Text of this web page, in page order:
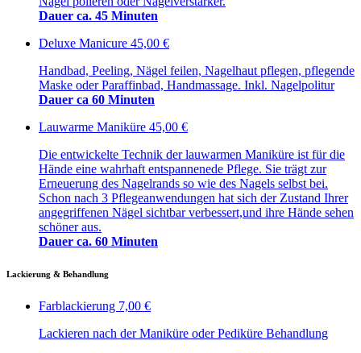
Dauer ca. 45 Minuten
Deluxe Manicure 45,00 €
Handbad, Peeling, Nägel feilen, Nagelhaut pflegen, pflegende
Maske oder Paraffinbad, Handmassage. Inkl. Nagelpolitur
Dauer ca 60 Minuten
Lauwarme Maniküre 45,00 €
Die entwickelte Technik der lauwarmen Maniküre ist für die
Hände eine wahrhaft entspannenede Pflege. Sie trägt zur
Erneuerung des Nagelrands so wie des Nagels selbst bei.
Schon nach 3 Pflegeanwendungen hat sich der Zustand Ihrer
angegriffenen Nägel sichtbar verbessert,und ihre Hände sehen
schöner aus.
Dauer ca. 60 Minuten
Lackierung & Behandlung
Farblackierung 7,00 €
Lackieren nach der Maniküre oder Pediküre Behandlung